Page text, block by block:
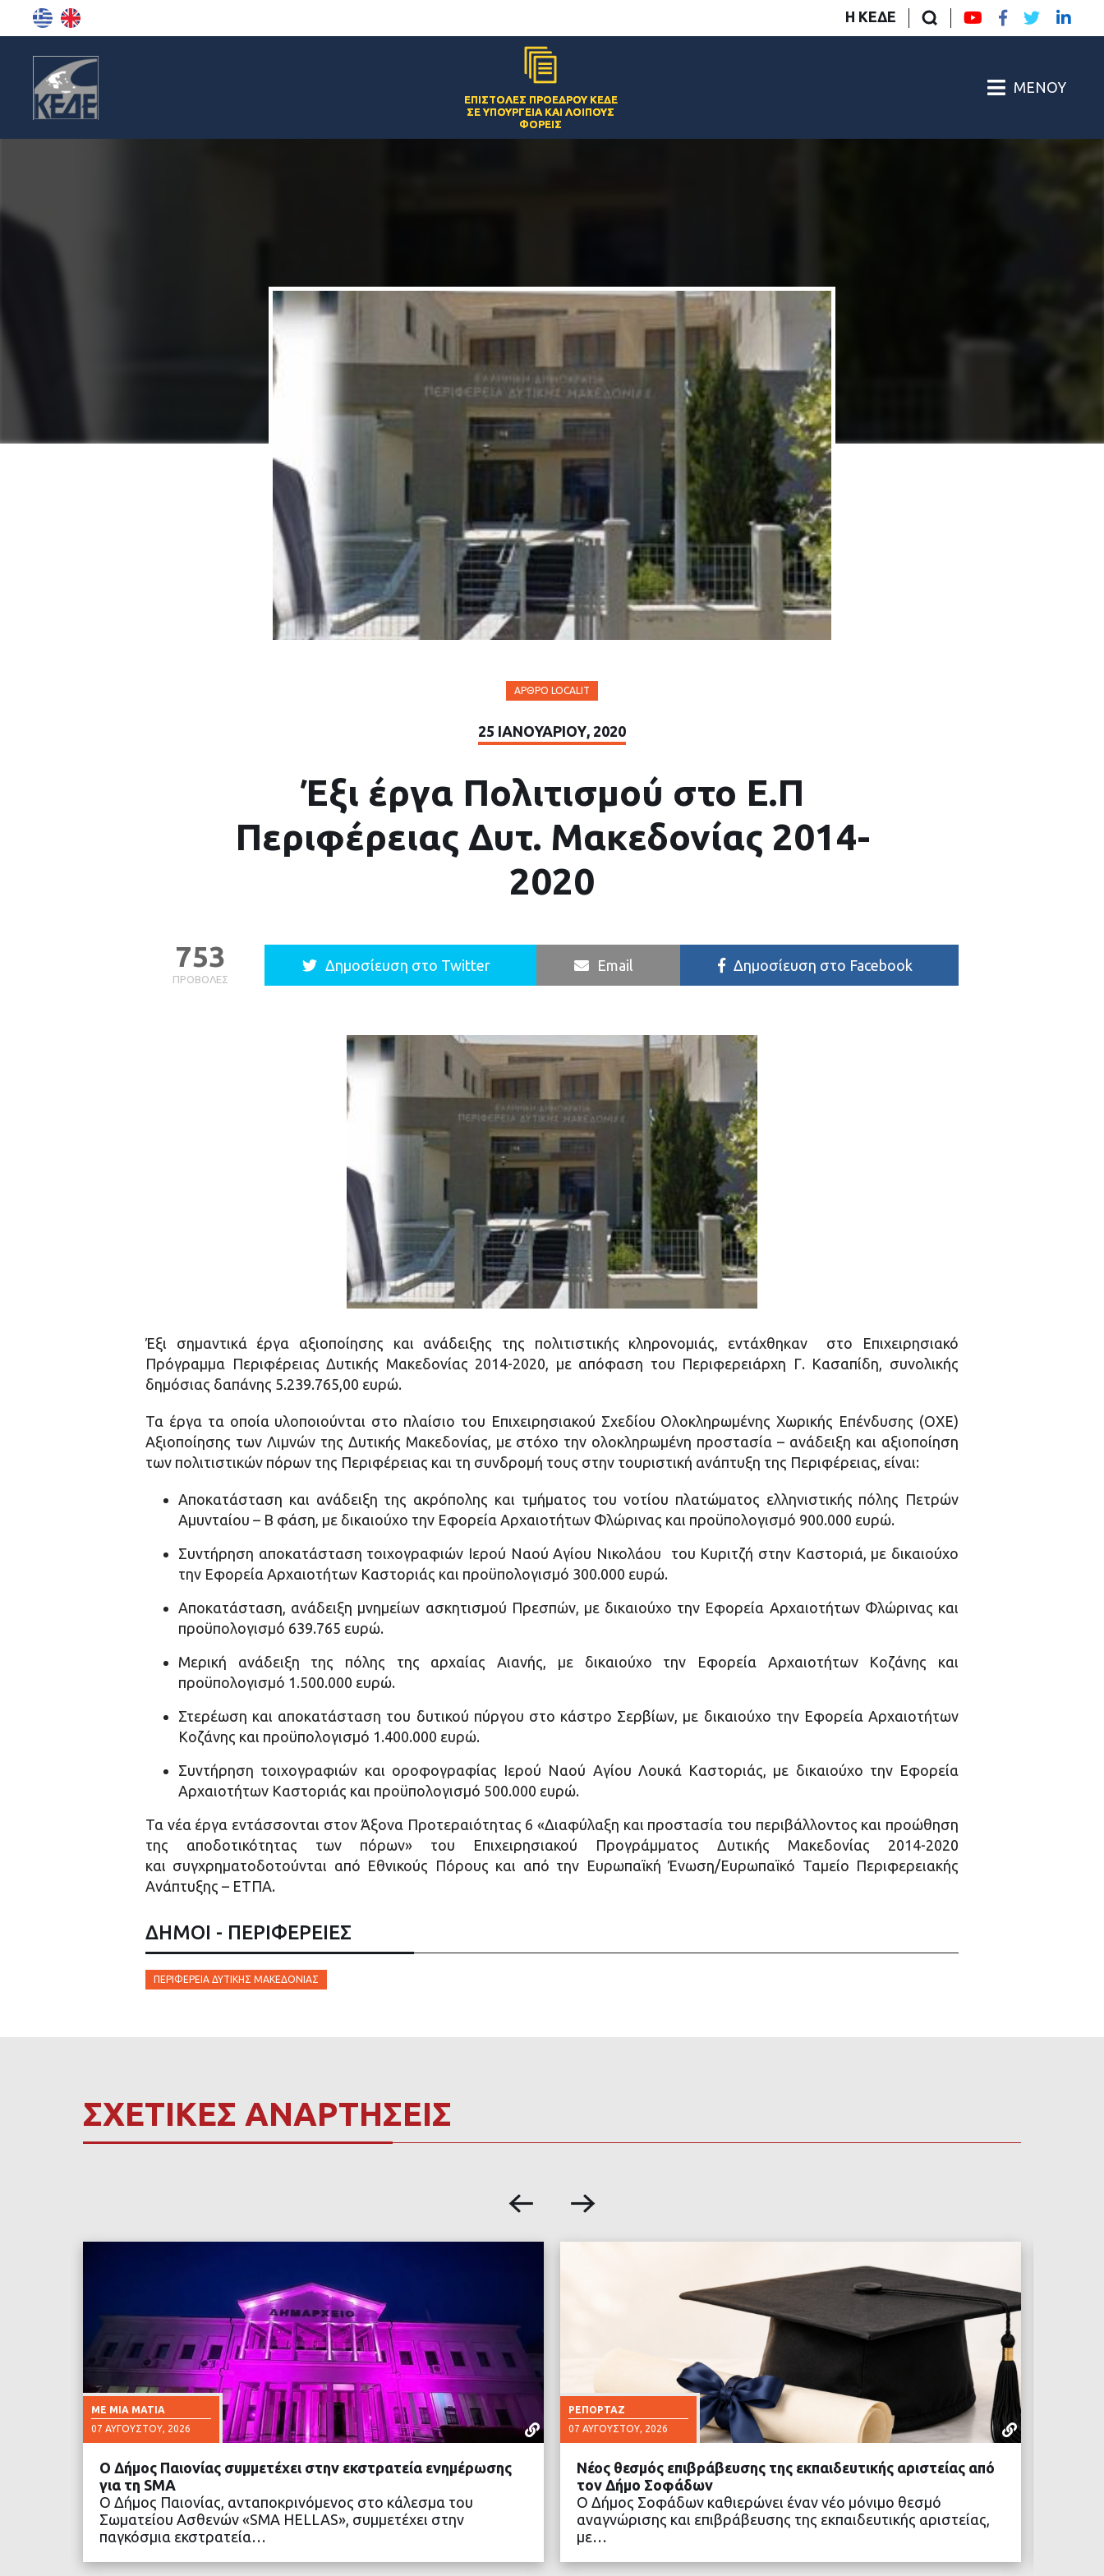
Η ΚΕΔΕ
ΕΠΙΣΤΟΛΈΣ ΠΡΟΈΔΡΟΥ ΚΕΔΕ
ΣΕ ΥΠΟΥΡΓΕΊΑ ΚΑΙ ΛΟΙΠΟΎΣ
ΦΟΡΕΊΣ
ΜΕΝΟΎ
ΆΡΘΡΟ LOCALIT
25 ΙΑΝΟΥΑΡΊΟΥ, 2020
Έξι έργα Πολιτισμού στο Ε.Π
Περιφέρειας Δυτ. Μακεδονίας 2014-
2020
ΠΡΟΒΟΛΈΣ
753 Δημοσίευση στο Twitter Email Δημοσίευση στο Facebook
Έξι σημαντικά έργα αξιοποίησης και ανάδειξης της πολιτιστικής κληρονομιάς, εντάχθηκαν στο Επιχειρησιακό
Πρόγραμμα Περιφέρειας Δυτικής Μακεδονίας 2014-2020, με απόφαση του Περιφερειάρχη Γ. Κασαπίδη, συνολικής
δημόσιας δαπάνης 5.239.765,00 ευρώ.
Τα έργα τα οποία υλοποιούνται στο πλαίσιο του Επιχειρησιακού Σχεδίου Ολοκληρωμένης Χωρικής Επένδυσης (ΟΧΕ)
Αξιοποίησης των Λιμνών της Δυτικής Μακεδονίας, με στόχο την ολοκληρωμένη προστασία – ανάδειξη και αξιοποίηση
των πολιτιστικών πόρων της Περιφέρειας και τη συνδρομή τους στην τουριστική ανάπτυξη της Περιφέρειας, είναι:
Αποκατάσταση και ανάδειξη της ακρόπολης και τμήματος του νοτίου πλατώματος ελληνιστικής πόλης Πετρών
Αμυνταίου – Β φάση, με δικαιούχο την Εφορεία Αρχαιοτήτων Φλώρινας και προϋπολογισμό 900.000 ευρώ.
Συντήρηση αποκατάσταση τοιχογραφιών Ιερού Ναού Αγίου Νικολάου του Κυριτζή στην Καστοριά, με δικαιούχο
την Εφορεία Αρχαιοτήτων Καστοριάς και προϋπολογισμό 300.000 ευρώ.
Αποκατάσταση, ανάδειξη μνημείων ασκητισμού Πρεσπών, με δικαιούχο την Εφορεία Αρχαιοτήτων Φλώρινας και
προϋπολογισμό 639.765 ευρώ.
Μερική ανάδειξη της πόλης της αρχαίας Αιανής, με δικαιούχο την Εφορεία Αρχαιοτήτων Κοζάνης και
προϋπολογισμό 1.500.000 ευρώ.
Στερέωση και αποκατάσταση του δυτικού πύργου στο κάστρο Σερβίων, με δικαιούχο την Εφορεία Αρχαιοτήτων
Κοζάνης και προϋπολογισμό 1.400.000 ευρώ.
Συντήρηση τοιχογραφιών και οροφογραφίας Ιερού Ναού Αγίου Λουκά Καστοριάς, με δικαιούχο την Εφορεία
Αρχαιοτήτων Καστοριάς και προϋπολογισμό 500.000 ευρώ.
Τα νέα έργα εντάσσονται στον Άξονα Προτεραιότητας 6 «Διαφύλαξη και προστασία του περιβάλλοντος και προώθηση
της αποδοτικότητας των πόρων» του Επιχειρησιακού Προγράμματος Δυτικής Μακεδονίας 2014-2020
και συγχρηματοδοτούνται από Εθνικούς Πόρους και από την Ευρωπαϊκή Ένωση/Ευρωπαϊκό Ταμείο Περιφερειακής
Ανάπτυξης – ΕΤΠΑ.
ΔΗΜΟΙ - ΠΕΡΙΦΕΡΕΙΕΣ
ΠΕΡΙΦΈΡΕΙΑ ΔΥΤΙΚΉΣ ΜΑΚΕΔΟΝΊΑΣ
ΣΧΕΤΙΚΕΣ ΑΝΑΡΤΗΣΕΙΣ
ΜΕ ΜΙΑ ΜΑΤΙΆ
07 ΑΥΓΟΎΣΤΟΥ, 2026
ΔΙΑΒΑΣΤΕ ΠΕΡΙΣΣΟΤΕΡΑ
Ο Δήμος Παιονίας συμμετέχει στην εκστρατεία ενημέρωσης
για τη SMA
Ο Δήμος Παιονίας, ανταποκρινόμενος στο κάλεσμα του
Σωματείου Ασθενών «SMA HELLAS», συμμετέχει στην
παγκόσμια εκστρατεία…
ΡΕΠΟΡΤΆΖ
07 ΑΥΓΟΎΣΤΟΥ, 2026
Νέος θεσμός επιβράβευσης της εκπαιδευτικής αριστείας από
τον Δήμο Σοφάδων
Ο Δήμος Σοφάδων καθιερώνει έναν νέο μόνιμο θεσμό
αναγνώρισης και επιβράβευσης της εκπαιδευτικής αριστείας,
με…